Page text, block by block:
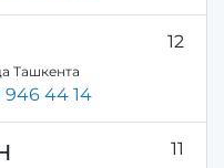
12
Ташкента
946 44 14
11